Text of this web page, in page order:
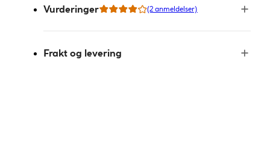
Vurderinger (2 anmeldelser)
Frakt og levering